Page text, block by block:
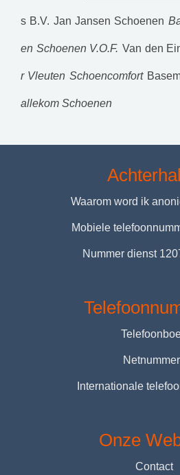
s B.V. Jan Jansen Schoenen
en Schoenen V.O.F. Van den
r Vleuten Schoencomfort
allekom Schoenen
Waarom word ik
Mobiele
Nummer dienst
Internationale
Onze
Contact